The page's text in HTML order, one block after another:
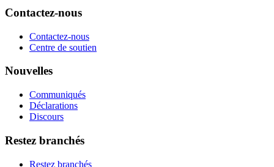
Contactez-nous
Contactez-nous
Centre de soutien
Nouvelles
Communiqués
Déclarations
Discours
Restez branchés
Restez branchés